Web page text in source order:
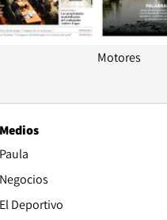
Motores
Medios
Paula
Negocios
El Deportivo